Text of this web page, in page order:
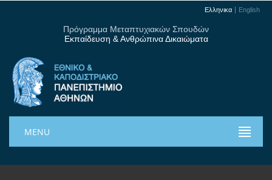
Ελληνικα English
Πρόγραμμα Μεταπτυχιακών Σπουδών
Εκπαίδευση & Ανθρώπινα Δικαιώματα
MENU